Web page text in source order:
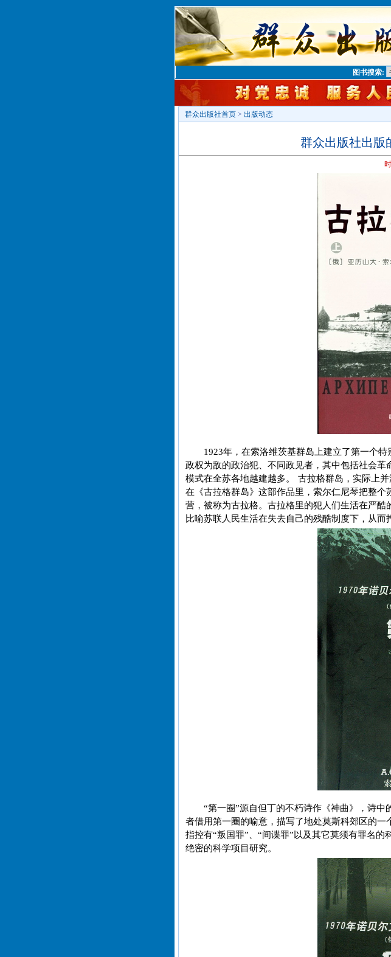
图书搜索:
群众出版社首页 > 出版动态
群众出版社出版
1923年，在索洛维茨基群岛上建立了第一个
政权为敌的政治犯、不同政见者，其中包括社会
模式在全苏各地越建越多。 古拉格群岛，实际上
在《古拉格群岛》这部作品里，索尔仁尼琴把整
营，被称为古拉格。古拉格里的犯人们生活在严
比喻苏联人民生活在失去自己的残酷制度下，从而
“第一圈”源自但丁的不朽诗作《神曲》，诗
者借用第一圈的喻意，描写了地处莫斯科郊区的
指控有“叛国罪”、“间谍罪”以及其它莫须有罪名
绝密的科学项目研究。